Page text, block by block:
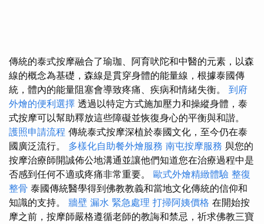
傳統的泰式按摩融合了瑜珈、阿育吠陀和中醫的元素，以森
線的概念為基礎，森線是貫穿身體的能量線，根據泰國傳
統，體內的能量阻塞會導致疼痛、疾病和情緒失衡。 到府
外燴的便利選擇 透過以特定方式施加壓力和操縱身體，泰
式按摩可以幫助釋放這些障礙並恢復身心的平衡與和諧。
護照申請流程 傳統泰式按摩深植於泰國文化，至今仍在泰
國廣泛流行。 多樣化自助餐外燴服務 南屯按摩服務 與您的
按摩治療師開誠佈公地溝通並讓他們知道您在治療過程中是
否感到任何不適或疼痛非常重要。 歐式外燴精緻體驗 整復
整骨 泰國傳統醫學得到佛教教義和當地文化傳統的信仰和
知識的支持。 牆壁 漏水 緊急處理 打掃阿姨價格 在開始按
摩之前，按摩師嚴格遵循老師的教誨和禁忌，祈求佛教三寶